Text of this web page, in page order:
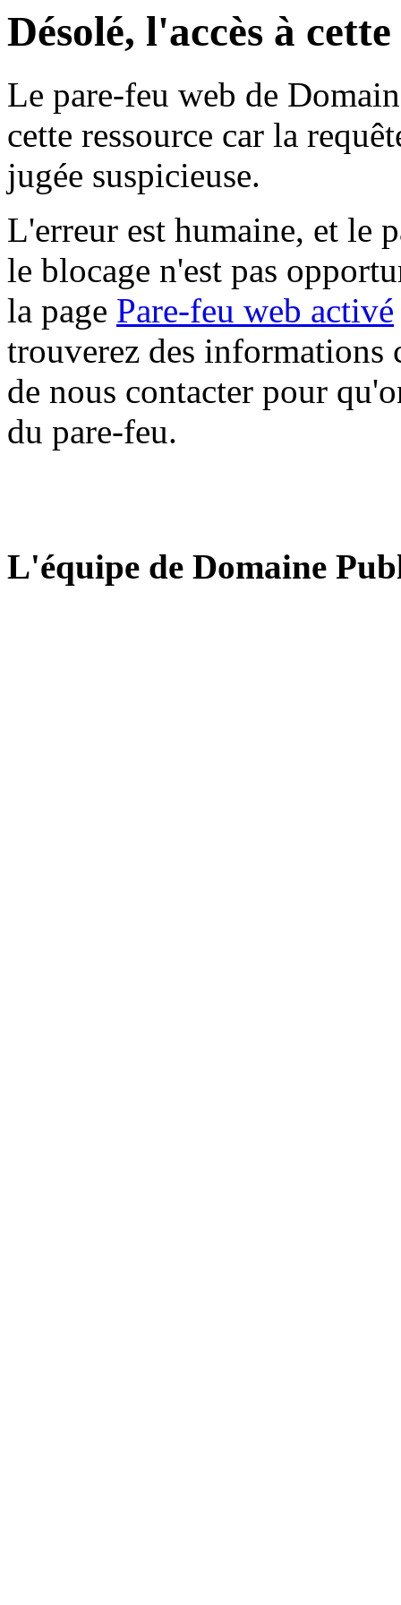
Désolé, l'accès à
Le pare-feu web de
cette ressource car la
jugée suspicieuse.
L'erreur est humaine, et le
le blocage n'est pas
la page Pare-feu web activé
trouverez des informations
de nous contacter pour
du pare-feu.
L'équipe de Domaine